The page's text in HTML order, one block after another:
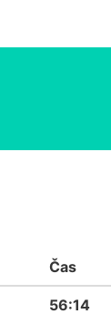
Čas
56:14